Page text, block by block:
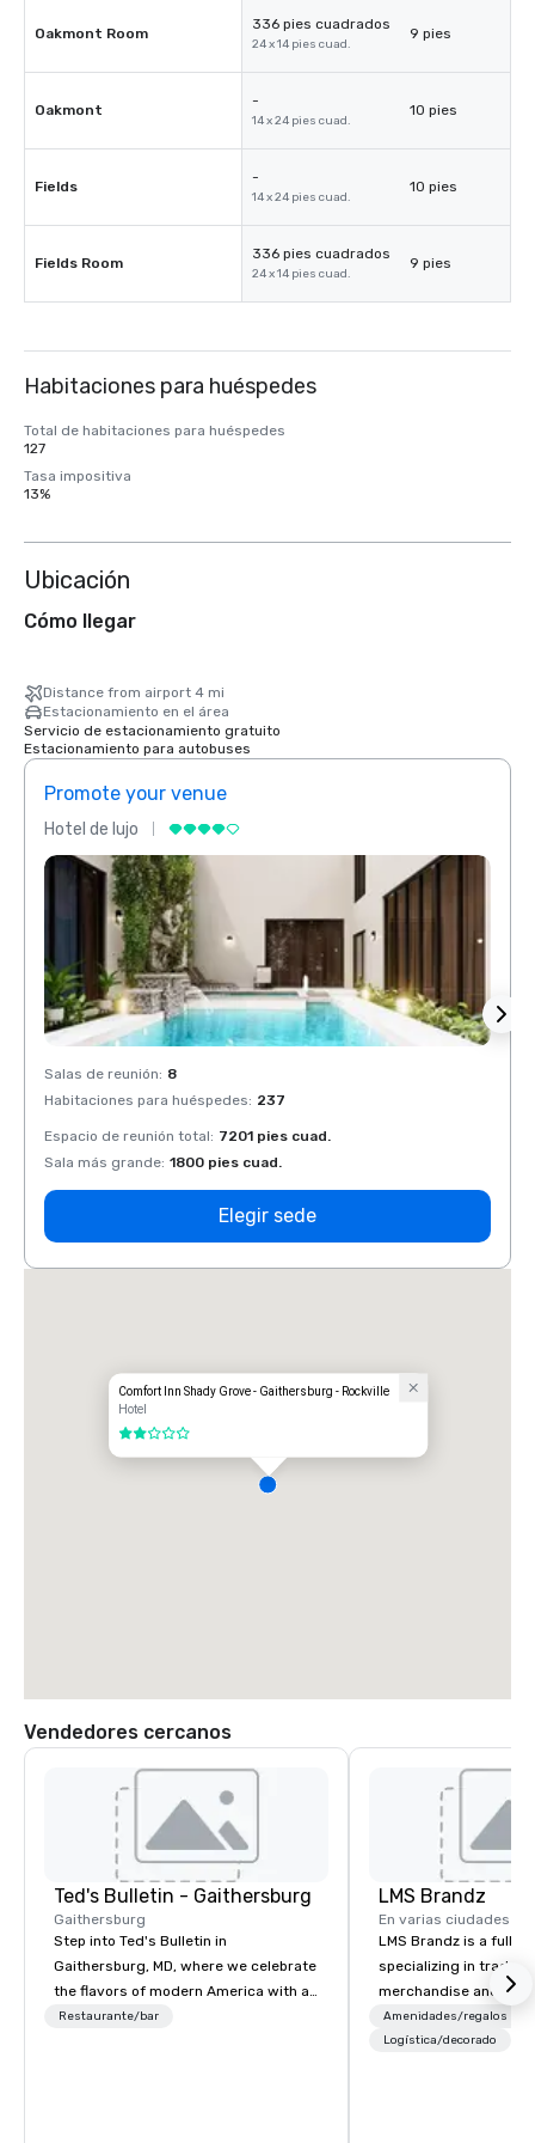
Oakmont Room
336 pies cuadrados
24 x 14 pies cuad.
9 pies
Oakmont
-
14 x 24 pies cuad.
10 pies
Fields
-
14 x 24 pies cuad.
10 pies
Fields Room
336 pies cuadrados
24 x 14 pies cuad.
9 pies
Habitaciones para huéspedes
Total de habitaciones para huéspedes
127
Tasa impositiva
13%
Ubicación
Cómo llegar
Distance from airport 4 mi
Estacionamiento en el área
Servicio de estacionamiento gratuito
Estacionamiento para autobuses
Promote your venue
Hotel de lujo
Salas de reunión: 8
Habitaciones para huéspedes: 237
Espacio de reunión total: 7201 pies cuad.
Sala más grande: 1800 pies cuad.
Elegir sede
Comfort Inn Shady Grove - Gaithersburg - Rockville
Hotel
2 de 5
Vendedores cercanos
Ted's Bulletin - Gaithersburg
Gaithersburg
Step into Ted's Bulletin in
Gaithersburg, MD, where we celebrate
the flavors of modern America with a
Maryland flair. As your local culinary
Restaurante/bar
LMS Brandz
En varias ciudades
LMS Brandz is a full-
specializing in trade
merchandise and
booth giveaways and
to executive gifting,
Amenidades/regalos
Logística/decorado